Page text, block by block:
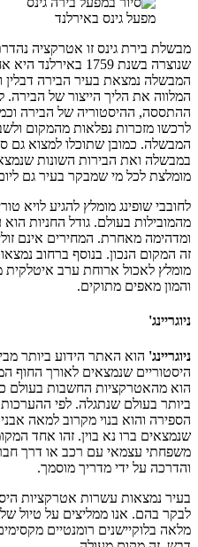
מפעל גינס באירלנד
מבשלת בירת גינס זו אטרקציה
שנוצרה בשנת 1759
המבשלה נמצאת בעיר הבירה דבלין
המלווה את הליך הייצור של הבירה.
ההתססה, ההיסטוריה של הבירה
לרכשו מזכרות נפלאות מהמקום
המבשלה. כמובן שתוכלו למצוא גם
במבשלה ואת הבירות השונות
מומלצת לכל מי שמבקר בעיר גם ליום
לחובבי שופינג מומלץ להגיע לויא
מהמובילות בעולם. גודל החניות
ומדהימה מאחרת. המחירים אינם
זה המקום הנכון. בנוסף ברחוב
מומלץ לאכול ארוחת ערב איטלקית
והמון מאפים מתוקים.
ניוגריינג'
ניוגריינג' הוא האתר הידוע ביותר
היסטוריים שנמצאים לאורך החוף
הוא מהאטרקציות החשבות בעולם
הספירה והוא בנוי מקרוב למאה
שנמצאים ברו נא בוין. זהו אחד
משפחתי עצמאי עם רכב או דרך
והדרכה על ידי מדריך מוסמך.
בעיר נמצאות עשרות אטרקציות
לבקר בהם. אנו ממליצים על טיול
מלאה בלוקיישנים רומנטיים